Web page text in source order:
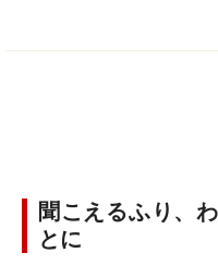
聞こえるふり、
とに